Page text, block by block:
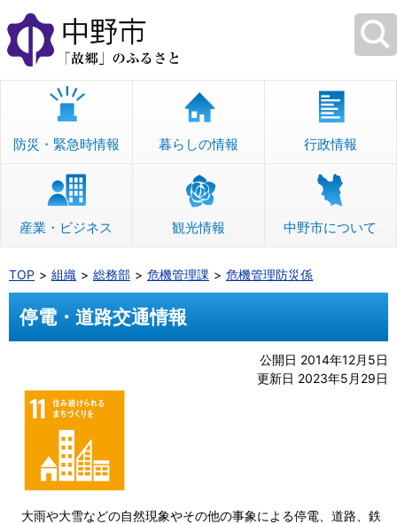
本
文
へ
移
防災・緊急時情報 暮らしの情報 行政情報
産業・ビジネス 観光情報 中野市について
TOP 組織 総務部 危機管理課 危機管理防災係
停電・道路交通情報
公開日 2014年12月5日
更新日 2023年5月29日
大雨や大雪などの自然現象やその他の事象による停電、道路、鉄